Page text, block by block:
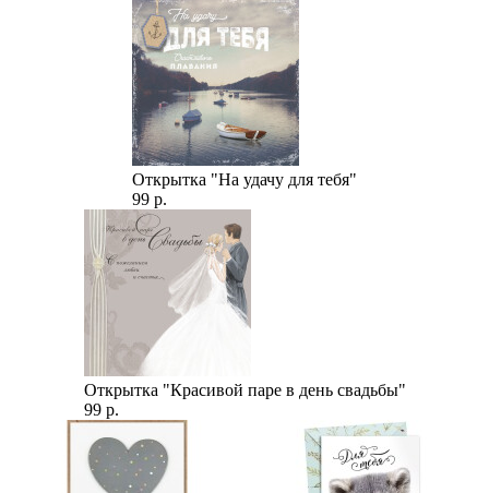
Открытка "На удачу для тебя"
99 р.
Открытка "Красивой паре в день свадьбы"
99 р.